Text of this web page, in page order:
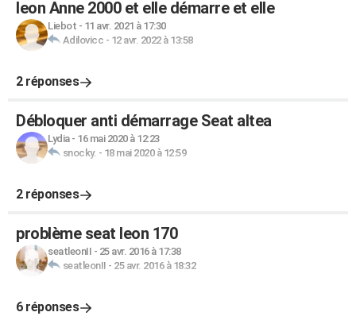
leon Anne 2000 et elle démarre et elle
Liebot - 11 avr. 2021 à 17:30
Adilovicc - 12 avr. 2022 à 13:58
2 réponses
Débloquer anti démarrage Seat altea
Lydia- 16 mai 2020 à 12:23
snocky. - 18 mai 2020 à 12:59
2 réponses
problème seat leon 170
seatleonII - 25 avr. 2016 à 17:38
seatleonII - 25 avr. 2016 à 18:32
6 réponses